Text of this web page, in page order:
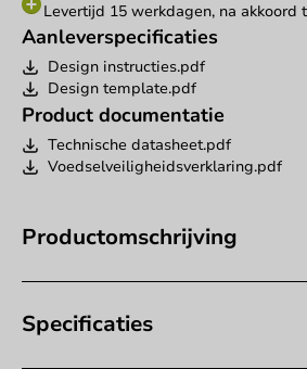
Levertijd 15 werkdagen, na akkoord
Aanleverspecificaties
Design instructies.pdf
Design template.pdf
Product documentatie
Technische datasheet.pdf
Voedselveiligheidsverklaring.pdf
Productomschrijving
Specificaties